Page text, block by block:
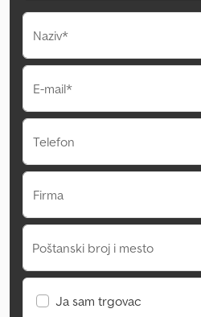
Naziv*
E-mail*
Telefon
Firma
Poštanski broj i mesto
Ja sam trgovac